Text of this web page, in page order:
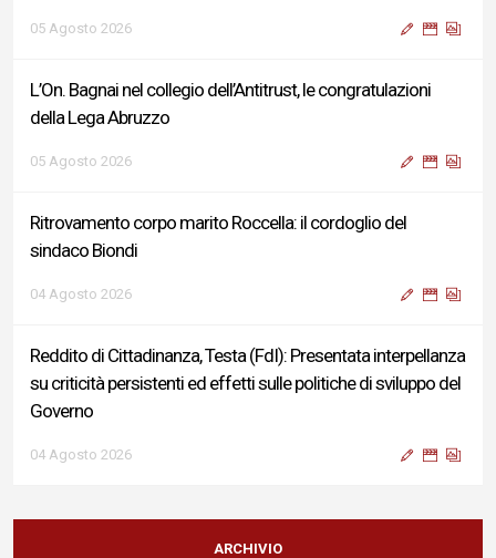
05 Agosto 2026
L’On. Bagnai nel collegio dell’Antitrust, le congratulazioni
della Lega Abruzzo
05 Agosto 2026
Ritrovamento corpo marito Roccella: il cordoglio del
sindaco Biondi
04 Agosto 2026
Reddito di Cittadinanza, Testa (FdI): Presentata interpellanza
su criticità persistenti ed effetti sulle politiche di sviluppo del
Governo
04 Agosto 2026
Sigismondi, Liris e Testa: “Profondo cordoglio e vicinanza al
Ministro Roccella e alla sua famiglia”
ARCHIVIO